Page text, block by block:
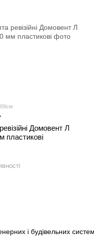
і будівельних
Домовент Л
пластикові